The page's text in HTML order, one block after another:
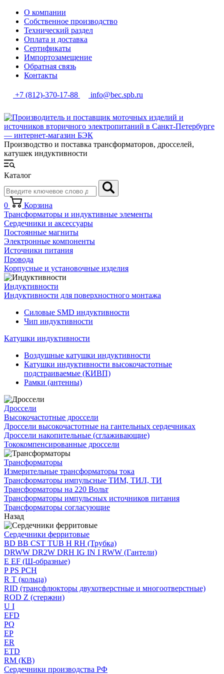
О компании
Собственное производство
Технический раздел
Оплата и доставка
Сертификаты
Импортозамещение
Обратная связь
Контакты
+7 (812)-370-17-88 info@bec.spb.ru
Производство и поставка трансформаторов, дросселей,
катушек индуктивности
Каталог
0
Корзина
Трансформаторы и индуктивные элементы
Сердечники и аксессуары
Постоянные магниты
Электронные компоненты
Источники питания
Провода
Корпусные и установочные изделия
Индуктивности
Индуктивности для поверхностного монтажа
Силовые SMD индуктивности
Чип индуктивности
Катушки индуктивности
Воздушные катушки индуктивности
Катушки индуктивности высокочастотные
подстраиваемые (КИВП)
Рамки (антенны)
Дроссели
Высокочастотные дроссели
Дроссели высокочастотные на гантельных сердечниках
Дроссели накопительные (сглаживающие)
Тококомпенсированные дроссели
Трансформаторы
Измерительные трансформаторы тока
Трансформаторы импульсные ТИМ, ТИЛ, ТИ
Трансформаторы на 220 Вольт
Трансформаторы импульсных источников питания
Трансформаторы согласующие
Назад
Сердечники ферритовые
BD BB CST TUB H RH (Трубка)
DRWW DR2W DRH IG IN I RWW (Гантели)
E EF (Ш-образные)
P PS PCH
R T (кольца)
RID (трансфлюкторы двухотверстные и многоотверстные)
ROD Z (стержни)
U I
EFD
PQ
EP
ER
ETD
RM (КВ)
Сердечники производства РФ